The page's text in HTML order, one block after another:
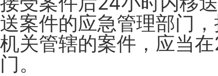
送案件的应急管理部门
机关管辖的案件，应当
门。